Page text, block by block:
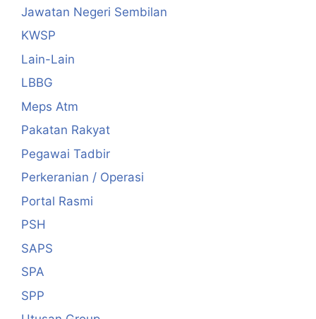
Jawatan Negeri Sembilan
KWSP
Lain-Lain
LBBG
Meps Atm
Pakatan Rakyat
Pegawai Tadbir
Perkeranian / Operasi
Portal Rasmi
PSH
SAPS
SPA
SPP